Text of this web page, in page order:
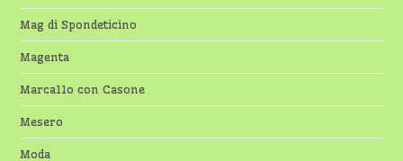
Mag di Spondeticino
Magenta
Marcallo con Casone
Mesero
Moda